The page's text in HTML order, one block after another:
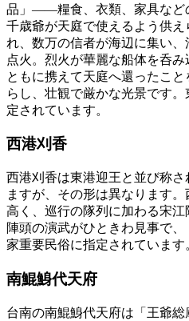
品」——糧食、衣類、家具など
千歳爺が天庭で使えるよう供
れ、数万の信者が海辺に集い
点火。烈火が華麗な船体を呑
ともに携えて天庭へ還ったこ
らし、壮観で厳かな光景です
定されています。
西港刈香
西港刈香は東港迎王と並び称
ますが、その形は異なります
高く、巡行の隊列に加わる宋
陣頭の演武がひときわ見事で
家重要民俗に指定されています
南鯤鯓代天府
台南の南鯤鯓代天府は「王爺